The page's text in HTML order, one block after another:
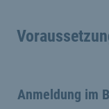
Anmeldung im